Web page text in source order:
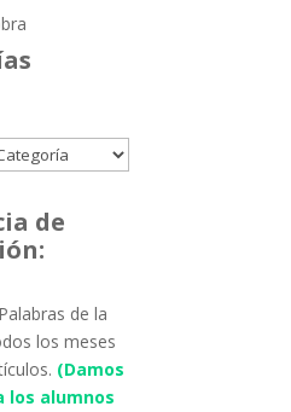
de
de la
los meses
(Damos
los alumnos